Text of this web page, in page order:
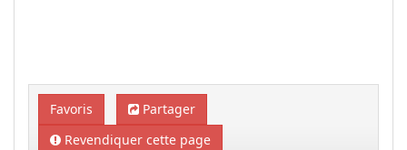
Favoris
Partager
Revendiquer cette page